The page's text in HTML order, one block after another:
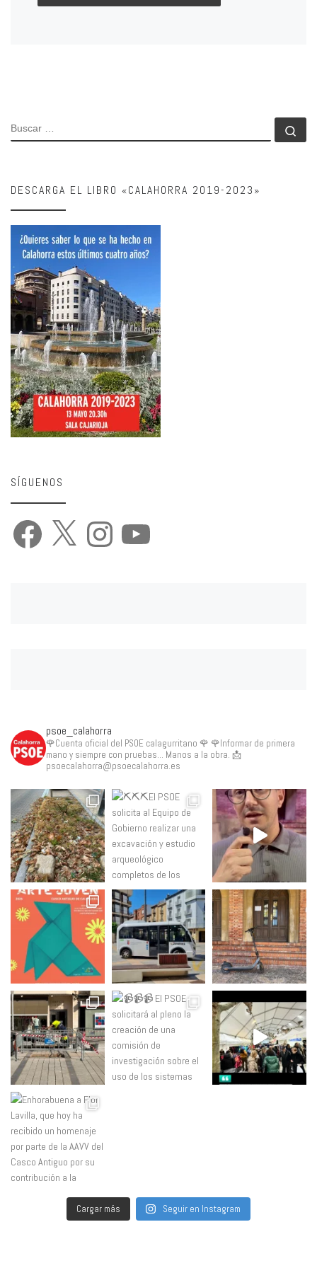
BUSCAR
DESCARGA EL LIBRO «CALAHORRA 2019-2023»
SÍGUENOS
Facebook Instagram YouTube
psoe_calahorra
🌹Cuenta oficial del PSOE calagurritano 🌹 🌹Informar de primera
mano y siempre con pruebas... Manos a la obra. 📩
psoecalahorra@psoecalahorra.es
Cargar más Seguir en Instagram